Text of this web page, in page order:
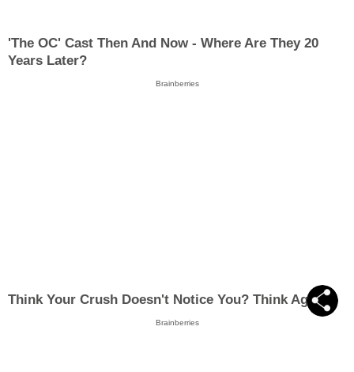
'The OC' Cast Then And Now - Where Are They 20
Years Later?
Brainberries
Think Your Crush Doesn't Notice You? Think Again
Brainberries